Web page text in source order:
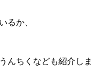
るか、
んちくなども紹介しま